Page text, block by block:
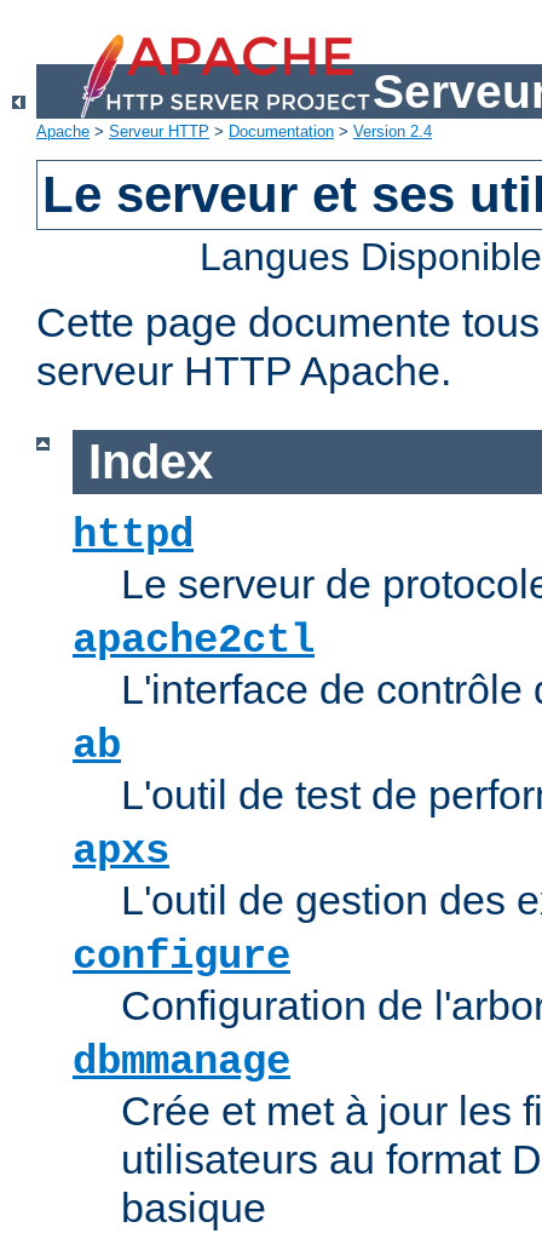
Apache > Serveur HTTP > Documentation > Version 2.4
Le serveur et ses
Langues
Cette page documente
serveur HTTP Apache.
Index
httpd
Le serveur de
apache2ctl
L'interface de contrôle
ab
L'outil de test de
apxs
L'outil de gestion des
configure
Configuration de
dbmmanage
Crée et met à jour les
utilisateurs au format
basique